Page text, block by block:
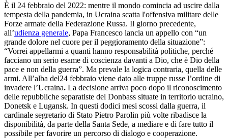
È il 24 febbraio del 2022: mentre il mondo comincia ad uscire dalla
tempesta della pandemia, in Ucraina scatta l'offensiva militare delle
Forze armate della Federazione Russa. Il giorno precedente,
all’udienza generale, Papa Francesco lancia un appello con “un
grande dolore nel cuore per il peggioramento della situazione”:
“Vorrei appellarmi a quanti hanno responsabilità politiche, perché
facciano un serio esame di coscienza davanti a Dio, che è Dio della
pace e non della guerra”. Ma prevale la logica contraria, quella delle
armi. All’alba del24 febbraio viene dato alle truppe russe l’ordine di
invadere l’Ucraina. La decisione arriva poco dopo il riconoscimento
delle repubbliche separatiste del Donbass situate in territorio ucraino,
Donetsk e Lugansk. In questi dodici mesi scossi dalla guerra, il
cardinale segretario di Stato Pietro Parolin più volte ribadisce la
disponibilità, da parte della Santa Sede, a mediare e di fare tutto il
possibile per favorire un percorso di dialogo e cooperazione.